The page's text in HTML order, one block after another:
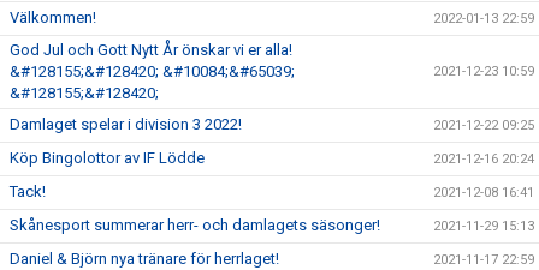
Välkommen! 2022-01-13 22:59
God Jul och Gott Nytt År önskar vi er alla!
&#128155;&#128420; &#10084;&#65039;
&#128155;&#128420;
2021-12-23 10:59
Damlaget spelar i division 3 2022! 2021-12-22 09:25
Köp Bingolottor av IF Lödde 2021-12-16 20:24
Tack! 2021-12-08 16:41
Skånesport summerar herr- och damlagets säsonger! 2021-11-29 15:13
Daniel & Björn nya tränare för herrlaget! 2021-11-17 22:59